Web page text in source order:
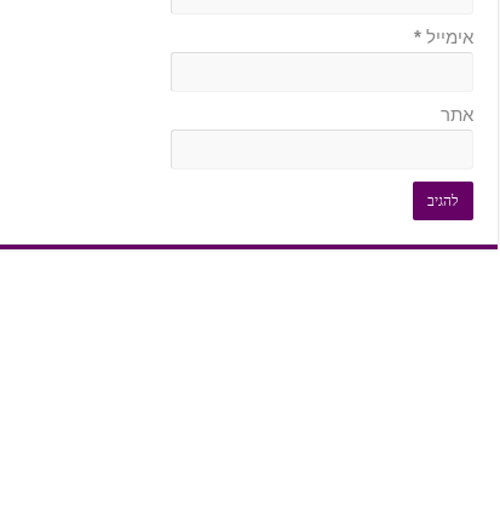
אימייל*
אתר